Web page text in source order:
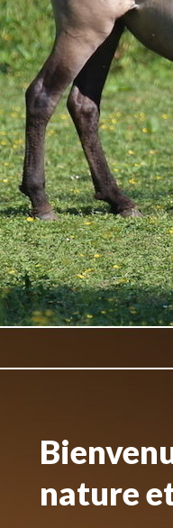
nature